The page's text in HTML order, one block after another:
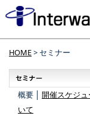
HOME> セミナー
概要 │ 開催スケジ
いて